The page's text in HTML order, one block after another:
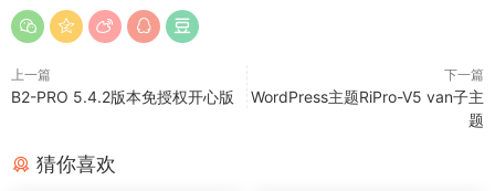
上一篇
B2-PRO 5.4.2版本免授权开心版
下一篇
WordPress主题RiPro-V5 van子主
题
猜你喜欢